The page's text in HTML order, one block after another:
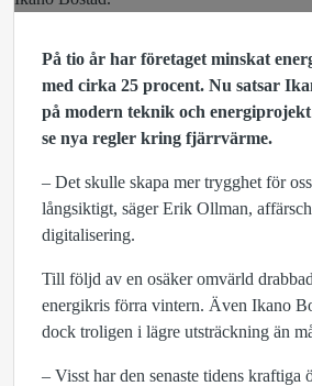
På tio år har företaget minskat
med cirka 25 procent. Nu satsar
på modern teknik och
se nya regler kring fjärrvärme.
– Det skulle skapa mer trygghet för
långsiktigt, säger Erik Ollman,
digitalisering.
Till följd av en osäker omvärld
energikris förra vintern. Även Ikano
dock troligen i lägre utsträckning än
– Visst har den senaste tidens kraftiga